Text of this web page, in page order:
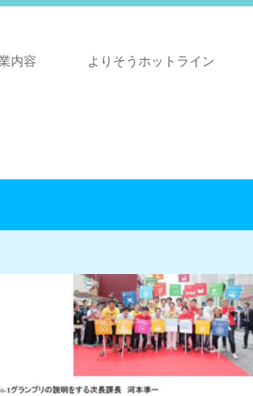
内容 よりそうホットライン